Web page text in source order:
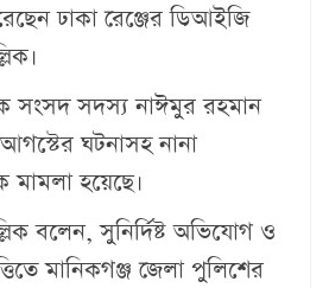
ঢাকা রেঞ্জের ডিআইজি
সংসদ সদস্য নাঈমুর রহমান
ঘটনাসহ নানা
হয়েছে।
বলেন, সুনির্দিষ্ট অভিযোগ ও
মানিকগঞ্জ জেলা পুলিশের